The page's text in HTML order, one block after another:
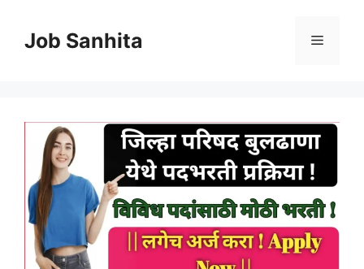
contentJob Sanhita Menu